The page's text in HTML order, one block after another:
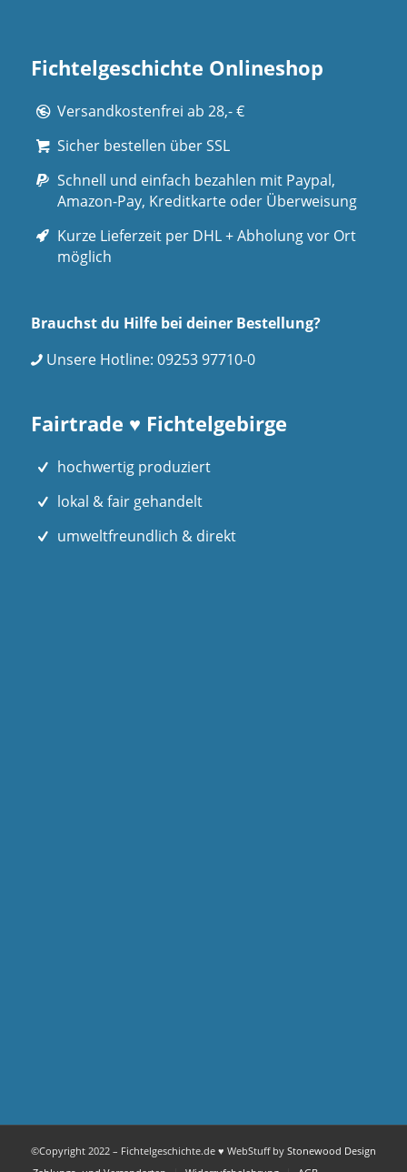
Fichtelgeschichte Onlineshop
Versandkostenfrei ab 28,- €
Sicher bestellen über SSL
Schnell und einfach bezahlen mit Paypal,
Amazon-Pay, Kreditkarte oder Überweisung
Kurze Lieferzeit per DHL + Abholung vor Ort
möglich
Brauchst du Hilfe bei deiner Bestellung?
Unsere Hotline: 09253 97710-0
Fairtrade ♥ Fichtelgebirge
hochwertig produziert
lokal & fair gehandelt
umweltfreundlich & direkt
©Copyright 2022 – Fichtelgeschichte.de ♥ WebStuff by Stonewood Design